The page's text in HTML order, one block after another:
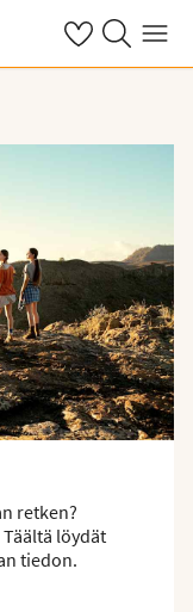
OmatHaku Valikko
retken?
löydät
tiedon.